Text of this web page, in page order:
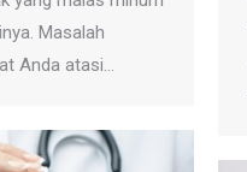
Masalah
Anda atasi…